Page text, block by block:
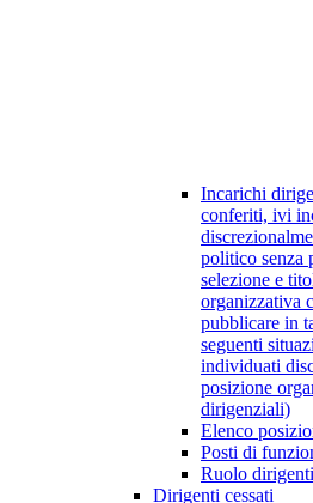
Incarichi
conferiti, ivi
politico senza
selezione e
organizzativa
pubblicare in
seguenti
individuati
posizione
dirigenziali)
Elenco
Posti di
Ruolo dirigenti
Dirigenti cessati